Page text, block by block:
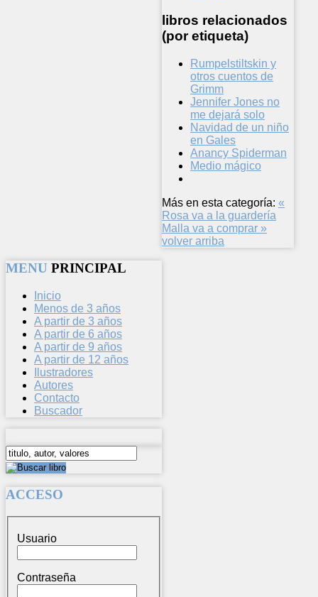
libros relacionados
(por etiqueta)
Rumpelstiltskin y
otros cuentos de
Grimm
Jennifer Jones no
me dejará solo
Navidad de un niño
en Gales
Anancy Spiderman
Medio mágico
Más en esta categoría: «
Rosa va a la guardería
Malla va a comprar »
volver arriba
MENU PRINCIPAL
Inicio
Menos de 3 años
A partir de 3 años
A partir de 6 años
A partir de 9 años
A partir de 12 años
Ilustradores
Autores
Contacto
Buscador
ACCESO
Usuario
Contraseña